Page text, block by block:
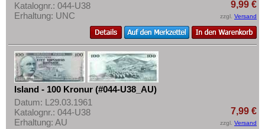
Niederlande
Nordirland
Österreich
Polen
Portugal
Rumänien
Russland
Erhaltungsgrade
Gratisbanknoten
FAQ
Mehr über...
Zahlungsbedingungen
Privatsphäre und Datenschutz
Katalognr.: 044-U38
Erhaltung: UNC
9,99 €
zzgl. Versand
Island - 100 Kronur (#044-U38_AU)
Datum: L29.03.1961
Katalognr.: 044-U38
Erhaltung: AU
7,99 €
zzgl. Versand